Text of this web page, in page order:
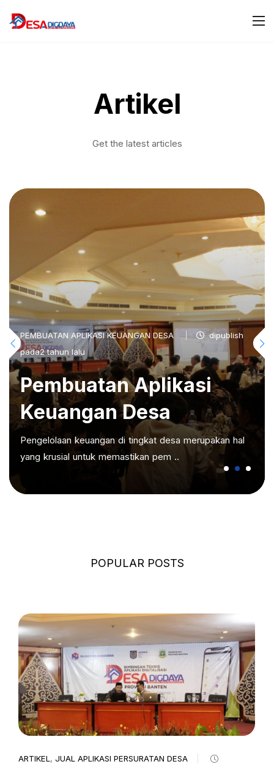
Artikel
Get the latest articles
PEMBUATAN APLIKASI KEUANGAN DESA
dipublish
pada2 tahun lalu
Pembuatan Aplikasi
Keuangan Desa
Pengelolaan keuangan di tingkat desa merupakan hal
yang krusial untuk memastikan pem ..
POPULAR POSTS
ARTIKEL , JUAL APLIKASI PERSURATAN DESA